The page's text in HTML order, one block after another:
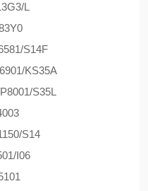
L
S14F
KS35A
S35L
S14
I06